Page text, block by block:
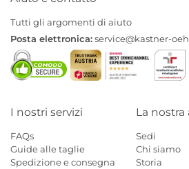
Tutti gli argomenti di aiuto
Posta elettronica:service@kastner-
I nostri servizi
FAQs
Guide alle taglie
Spedizione e consegna
La nostra
Sedi
Chi siamo
Storia